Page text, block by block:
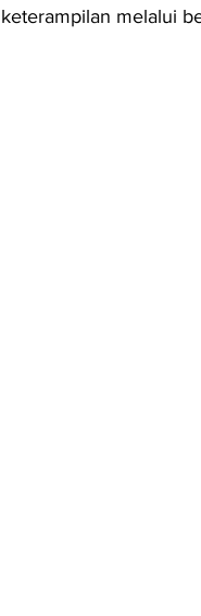
keterampilan melalui